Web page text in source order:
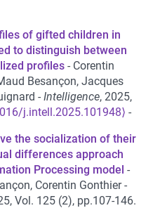
of gifted children in
to distinguish between
profiles
Corentin
Besançon, Jacques
Intelligence, 2025,
j.intell.2025.101948⟩
the socialization of their
differences approach
Processing model
Corentin Gonthier
Vol. 125 (2), pp.107-146.